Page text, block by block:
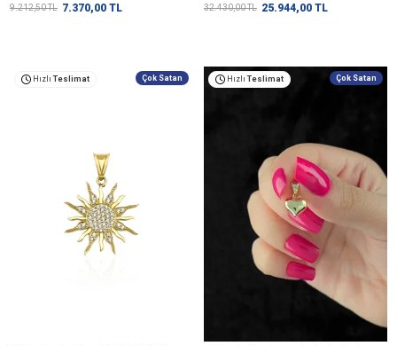
9.212,50TL 7.370,00 TL 32.430,00TL 25.944,00 TL
Hızlı Teslimat Çok Satan Hızlı Teslimat Çok Satan